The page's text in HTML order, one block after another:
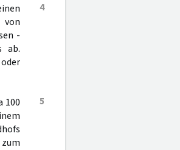
4
von
-
ab.
5
100